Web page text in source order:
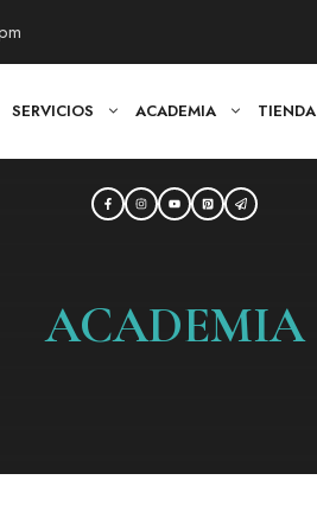
SERVICIOS ACADEMIA TIENDA
ACADEMIA